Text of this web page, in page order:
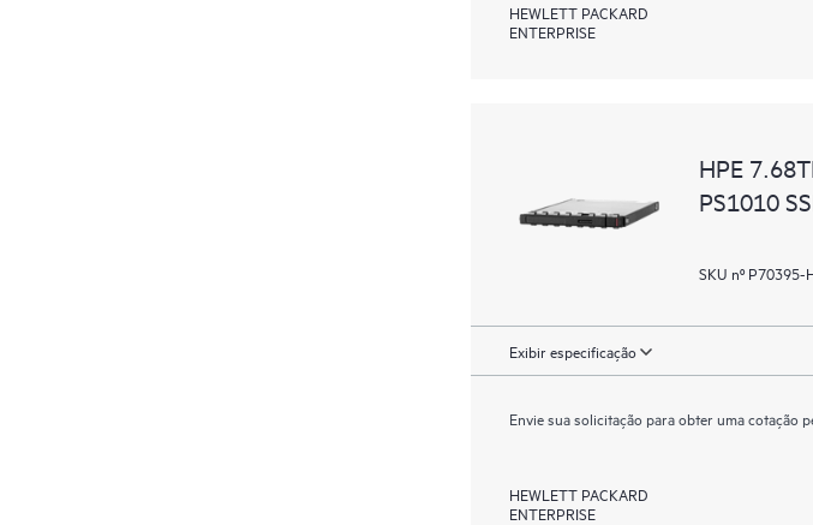
HEWLETT PACKARD
ENTERPRISE
HPE
PS1010
SKU nº P70395-
Exibir especificação
Envie sua solicitação para obter uma cotação
HEWLETT PACKARD
ENTERPRISE